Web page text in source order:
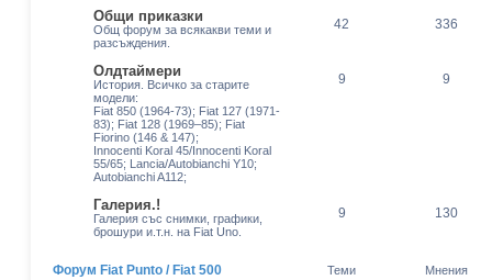
Общи приказки
Общ форум за всякакви теми и
разсъждения.
42 336
Олдтаймери
История. Всичко за старите
модели:
Fiat 850 (1964-73); Fiat 127 (1971-
83); Fiat 128 (1969–85); Fiat
Fiorino (146 & 147);
Innocenti Koral 45/Innocenti Koral
55/65; Lancia/Autobianchi Y10;
Autobianchi A112;
9 9
Галерия.!
Галерия със снимки, графики,
брошури и.т.н. на Fiat Uno.
9 130
Форум Fiat Punto / Fiat 500
Теми Мнения